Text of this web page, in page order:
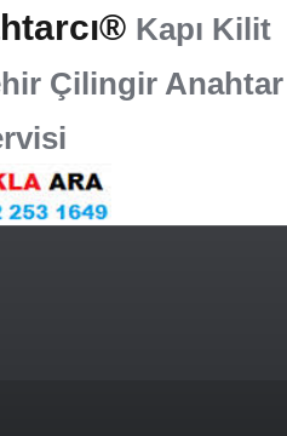
Kapı Kilit
Çilingir Anahtar